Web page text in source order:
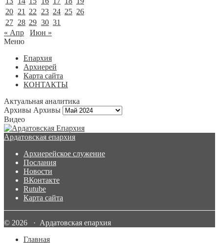
20 21 22 23 24 25 26
27 28 29 30 31
« Апр
Июн »
Меню
Епархия
Архиерей
Карта сайта
КОНТАКТЫ
Актуальная аналитика
Архивы Архивы
Видео
Ардатовская епархия
Архиерейское служение
Послания
Новости
ВКонтакте
Rutube
Карта сайта
© 2026 · Ардатовская епархия
Главная